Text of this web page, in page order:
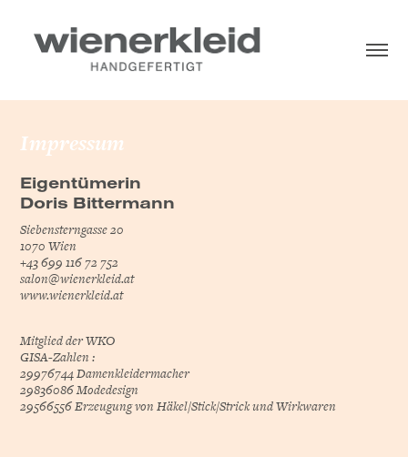
Impressum
Eigentümerin
Doris Bittermann
Siebensterngasse 20
1070 Wien
+43 699 116 72 752
salon@wienerkleid.at
www.wienerkleid.at
Mitglied derWKO
GISA-Zahlen :
29976744 Damenkleidermacher
29836086 Modedesign
29566556 Erzeugung von Häkel/Stick/Strick und Wirkwaren